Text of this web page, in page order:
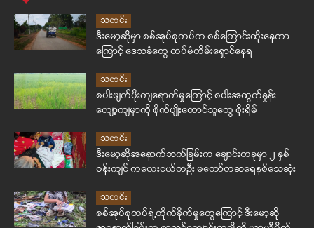
သတင်း
ဒီးမော့ဆိုမှာ စစ်အုပ်စုတပ်က စစ်ကြောင်းထိုးနေတာ
ကြောင့် ဒေသခံတွေ ထပ်မံတိမ်းရှောင်နေရ
သတင်း
စပါးဖျက်ပိုးကျရောက်မှုကြောင့် စပါးအထွက်နှုန်း
လျော့ကျမှာကို စိုက်ပျိုးတောင်သူတွေ စိုးရိမ်
သတင်း
ဒီးမော့ဆိုအနောက်ဘက်ခြမ်းက ချောင်းတခုမှာ ၂ နှစ်
ဝန်းကျင် ကလေးငယ်တဦး မတော်တဆရေနစ်သေဆုံး
သတင်း
စစ်အုပ်စုတပ်ရဲ့တိုက်ခိုက်မှုတွေကြောင့် ဒီးမော့ဆို